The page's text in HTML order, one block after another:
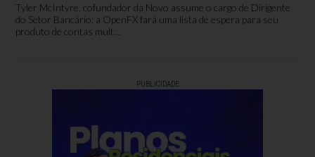
Tyler McIntyre, cofundador da Novo assume o cargo de Dirigente
do Setor Bancário; a OpenFX fará uma lista de espera para seu
produto de contas mult...
PUBLICIDADE